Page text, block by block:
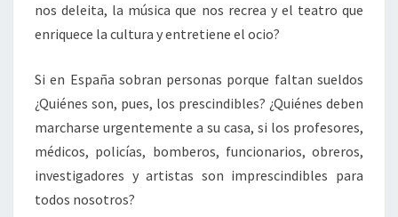
nos deleita, la música que nos recrea y el teatro que
enriquece la cultura y entretiene el ocio?
Si en España sobran personas porque faltan sueldos
¿Quiénes son, pues, los prescindibles? ¿Quiénes deben
marcharse urgentemente a su casa, si los profesores,
médicos, policías, bomberos, funcionarios, obreros,
investigadores y artistas son imprescindibles para
todos nosotros?